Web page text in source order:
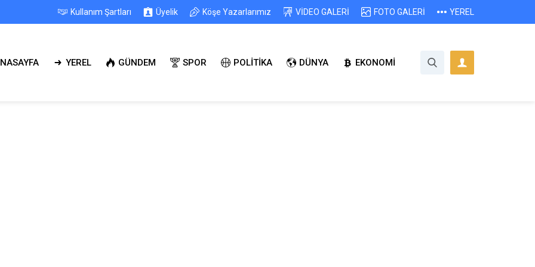
Kullanım Şartları Üyelik Köşe Yazarlarımız VİDEO GALERİ FOTO GALERİ YEREL
YEREL GÜNDEM SPOR POLİTİKA DÜNYA EKONOMİ